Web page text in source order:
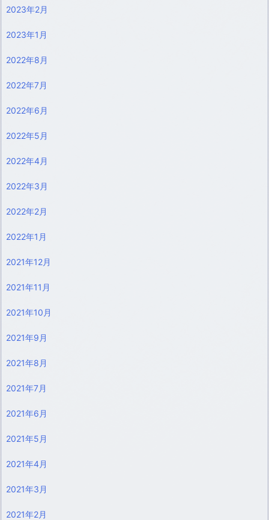
2023年2月
2023年1月
2022年8月
2022年7月
2022年6月
2022年5月
2022年4月
2022年3月
2022年2月
2022年1月
2021年12月
2021年11月
2021年10月
2021年9月
2021年8月
2021年7月
2021年6月
2021年5月
2021年4月
2021年3月
2021年2月